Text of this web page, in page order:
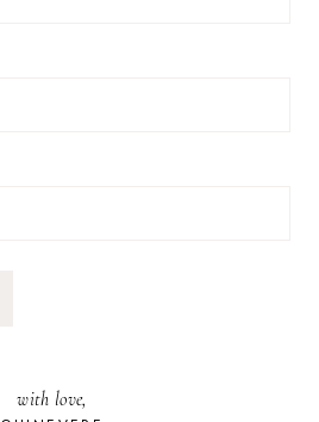
with love,